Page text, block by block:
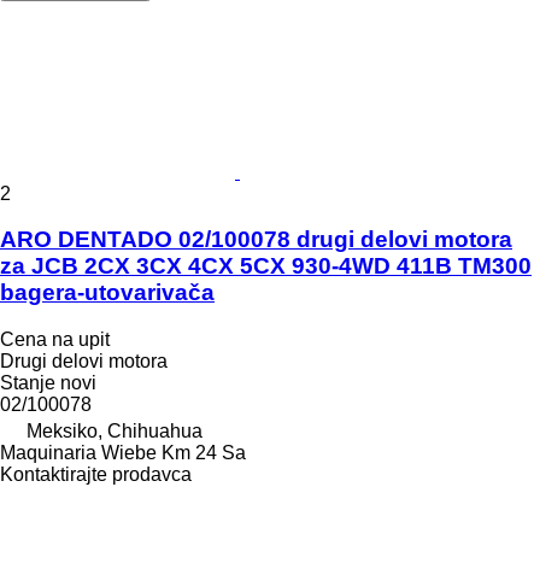
2
ARO DENTADO 02/100078 drugi delovi motora
za JCB 2CX 3CX 4CX 5CX 930-4WD 411B TM300
bagera-utovarivača
Cena na upit
Drugi delovi motora
Stanje novi
02/100078
Meksiko, Chihuahua
Maquinaria Wiebe Km 24 Sa
Kontaktirajte prodavca